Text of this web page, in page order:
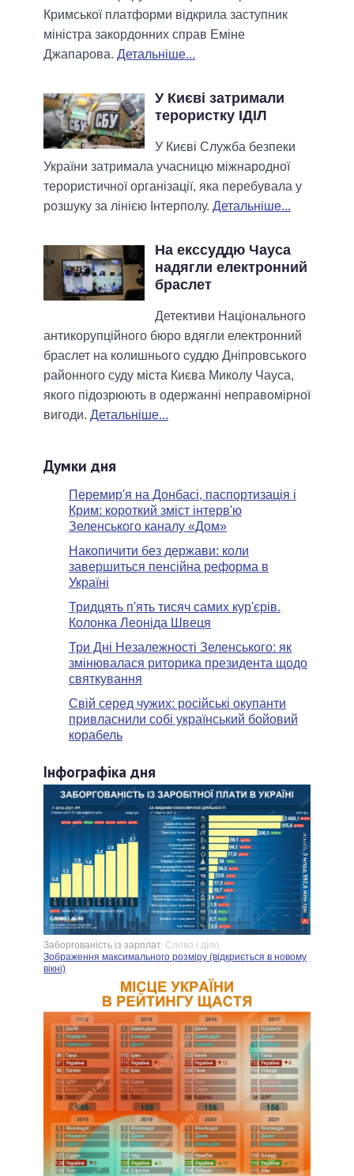
Кримської платформи відкрила заступник
міністра закордонних справ Еміне
Джапарова. Детальніше...
У Києві затримали
терористку ІДІЛ
У Києві Служба безпеки
України затримала учасницю міжнародної
терористичної організації, яка перебувала у
розшуку за лінією Інтерполу. Детальніше...
На екссуддю Чауса
надягли електронний
браслет
Детективи Національного
антикорупційного бюро вдягли електронний
браслет на колишнього суддю Дніпровського
районного суду міста Києва Миколу Чауса,
якого підозрюють в одержанні неправомірної
вигоди. Детальніше...
Думки дня
Перемир'я на Донбасі, паспортизація і
Крим: короткий зміст інтерв'ю
Зеленського каналу «Дом»
Накопичити без держави: коли
завершиться пенсійна реформа в
Україні
Тридцять п'ять тисяч самих кур'єрів.
Колонка Леоніда Швеця
Три Дні Незалежності Зеленського: як
змінювалася риторика президента щодо
святкування
Свій серед чужих: російські окупанти
привласнили собі український бойовий
корабель
Інфографіка дня
Заборгованість із зарплат Слово і діло
Зображення максимального розміру (відкриється в новому
вікні)